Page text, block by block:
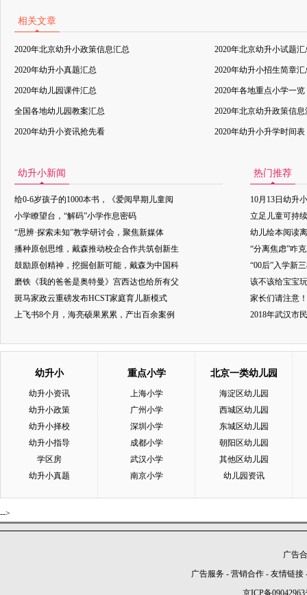
相关文章
2020年北京幼升小政策信息汇总 2020年北京幼升小试题汇
2020年幼升小真题汇总 2020年幼升小招生简章汇
2020年幼儿园课件汇总 2020年各地重点小学一览
全国各地幼儿园教案汇总 2020年北京幼升政策信息
2020年幼升小资讯抢先看 2020年幼升小升学时间表
幼升小新闻
给0-6岁孩子的1000本书，《爱阅早期儿童阅
小学瞭望台，“解码”小学作息密码
“思辨·探索未知”教学研讨会，聚焦新媒体
播种原创思维，戴森推动校企合作共筑创新生
鼓励原创精神，挖掘创新可能，戴森为中国科
磨铁《我的爸爸是奥特曼》宫西达也给所有父
斑马家政云重磅发布HCST家庭育儿新模式
上飞书8个月，海亮硕果累累，产出百余案例
热门推荐
10月13日幼升
立足儿童可持
幼儿绘本阅读
“分离焦虑”咋
“00后”入学新
该不该给宝宝
家长们请注意
2018年武汉市
幼升小
幼升小资讯
幼升小政策
幼升小择校
幼升小指导
学区房
幼升小真题
重点小学
上海小学
广州小学
深圳小学
成都小学
武汉小学
南京小学
北京一类幼儿园
海淀区幼儿园
西城区幼儿园
东城区幼儿园
朝阳区幼儿园
其他区幼儿园
幼儿园资讯
-->
广告
广告服务 - 营销合作 - 友情链接
京ICP备09042963